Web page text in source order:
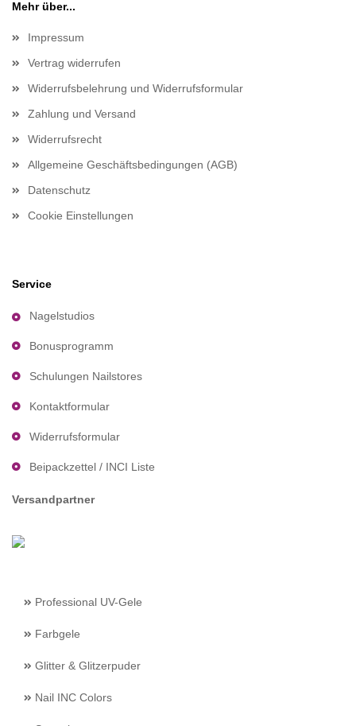
Mehr über...
Impressum
Vertrag widerrufen
Widerrufsbelehrung und Widerrufsformular
Zahlung und Versand
Widerrufsrecht
Allgemeine Geschäftsbedingungen (AGB)
Datenschutz
Cookie Einstellungen
Service
Nagelstudios
Bonusprogramm
Schulungen Nailstores
Kontaktformular
Widerrufsformular
Beipackzettel / INCI Liste
Versandpartner
Professional UV-Gele
Farbgele
Glitter & Glitzerpuder
Nail INC Colors